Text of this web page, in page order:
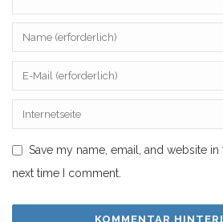
Save my name, email, and website
next time I comment.